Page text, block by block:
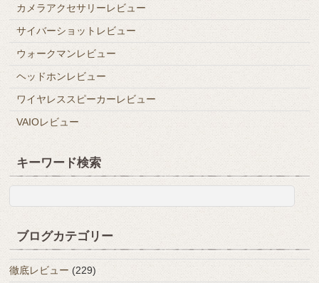
カメラアクセサリーレビュー
サイバーショットレビュー
ウォークマンレビュー
ヘッドホンレビュー
ワイヤレススピーカーレビュー
VAIOレビュー
キーワード検索
ブログカテゴリー
徹底レビュー (229)